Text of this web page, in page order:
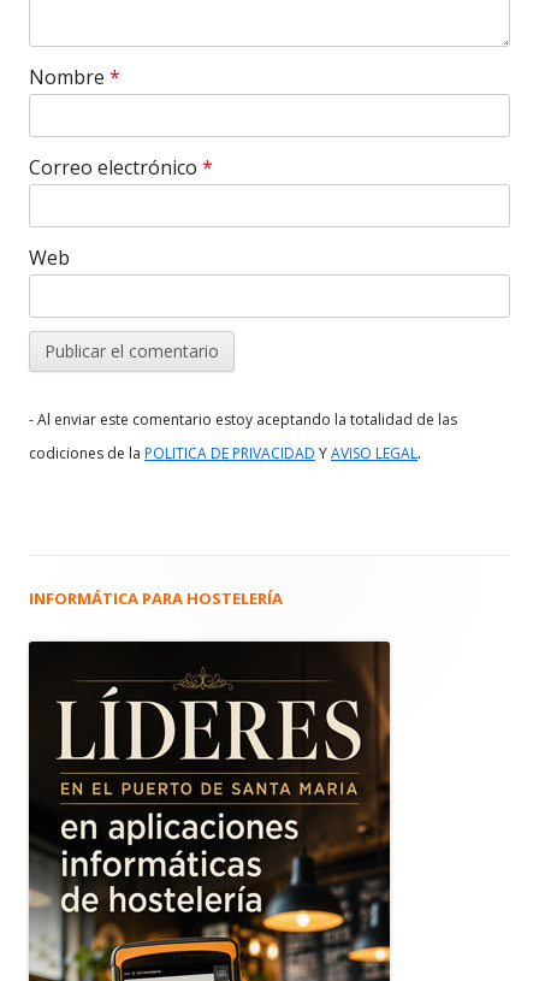
Nombre *
Correo electrónico *
Web
- Al enviar este comentario estoy aceptando la totalidad de las
codiciones de la POLITICA DE PRIVACIDAD YAVISO LEGAL.
Barra
principal
INFORMÁTICA PARA HOSTELERÍA